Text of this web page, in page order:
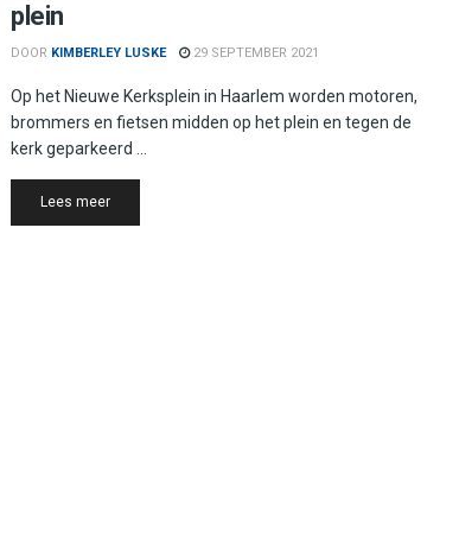
plein
DOOR KIMBERLEY LUSKE 29 SEPTEMBER 2021
Op het Nieuwe Kerksplein in Haarlem worden motoren,
brommers en fietsen midden op het plein en tegen de
kerk geparkeerd ...
Lees meerDetails